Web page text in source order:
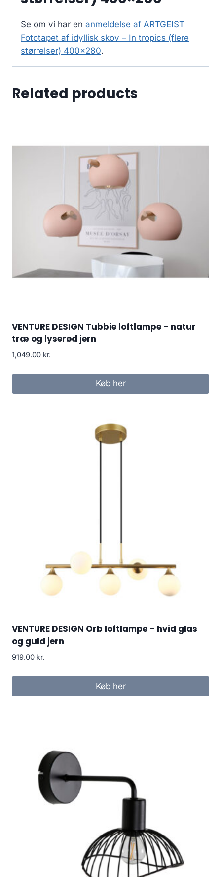
Se om vi har en anmeldelse af ARTGEIST
Fototapet af idyllisk skov – In tropics (flere
størrelser) 400×280.
Related products
VENTURE DESIGN Tubbie loftlampe – natur
træ og lyserød jern
1,049.00 kr.
Køb her
VENTURE DESIGN Orb loftlampe – hvid glas
og guld jern
919.00 kr.
Køb her